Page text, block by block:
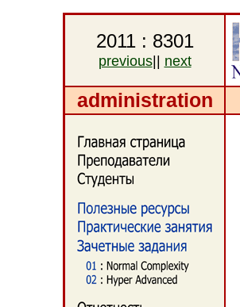
2011 : 8301
previous|| next
administration